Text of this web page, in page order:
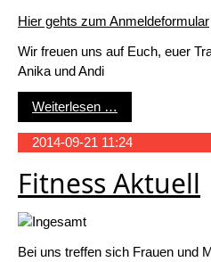
Hier gehts zum Anmeldeformular
Wir freuen uns auf Euch, euer
Anika und Andi
Weiterlesen …
2014-09-21 11:24
Fitness Aktuell
Bei uns treffen sich Frauen und